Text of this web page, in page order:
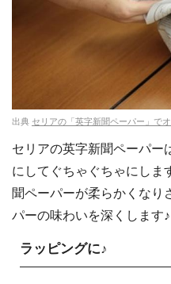
出典 セリアの「英字新聞ペーパー」で
セリアの英字新聞ペーパー
にしてぐちゃぐちゃにしま
聞ペーパーが柔らかくなり
パーの味わいを深くします♪
ラッピングに♪